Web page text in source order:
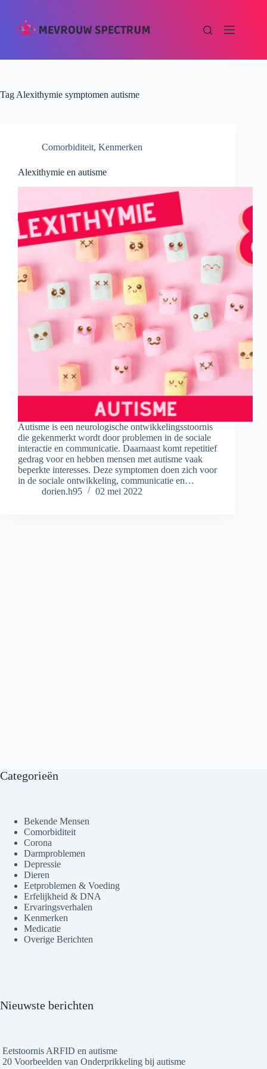
Tag Alexithymie symptomen autisme
Comorbiditeit, Kenmerken
Alexithymie en autisme
Autisme is een neurologische ontwikkelingsstoornis
die gekenmerkt wordt door problemen in de sociale
interactie en communicatie. Daarnaast komt repetitief
gedrag voor en hebben mensen met autisme vaak
beperkte interesses. Deze symptomen doen zich voor
in de sociale ontwikkeling, communicatie en…
dorien.h95
02 mei 2022
Categorieën
Bekende Mensen
Comorbiditeit
Corona
Darmproblemen
Depressie
Dieren
Eetproblemen & Voeding
Erfelijkheid & DNA
Ervaringsverhalen
Kenmerken
Medicatie
Overige Berichten
Nieuwste berichten
Eetstoornis ARFID en autisme
20 Voorbeelden van Onderprikkeling bij autisme